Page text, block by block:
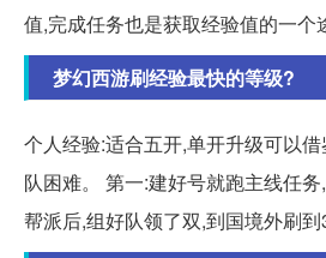
值,完成任务也是获取经验值的一个
梦幻西游刷经验最快的等级?
个人经验:适合五开,单开升级可以
队困难。 第一:建好号就跑主线任
帮派后,组好队领了双,到国境外刷